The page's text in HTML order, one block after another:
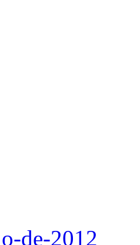
de-2012